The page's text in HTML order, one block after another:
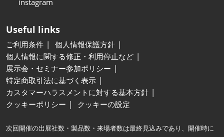
instagram
Useful links
ご利用条件
個人情報保護方針
個人情報に関する修正・利用停止など
展示会・セミナー参加ポリシー
特定商取引法に基づく表示
カスタマーハラスメントに対する基本方針
クッキーポリシー
クッキーの設定
次回開催の出展社数・製品数・来場者数は最終見込みであり、開催時に